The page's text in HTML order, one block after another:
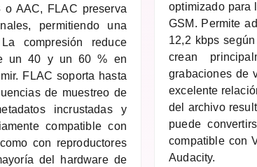
AAC, FLAC preserva
permitiendo una
compresión reduce
un 40 y un 60 % en
FLAC soporta hasta
de muestreo de
incrustadas y
compatible con
con reproductores
del hardware de
optimizado para
GSM. Permite
12,2 kbps
crean
grabaciones de
excelente
del archivo
puede
compatible con
Audacity.